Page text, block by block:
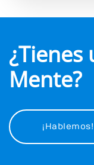
¿Tienes
Mente?
¡Hablemos!